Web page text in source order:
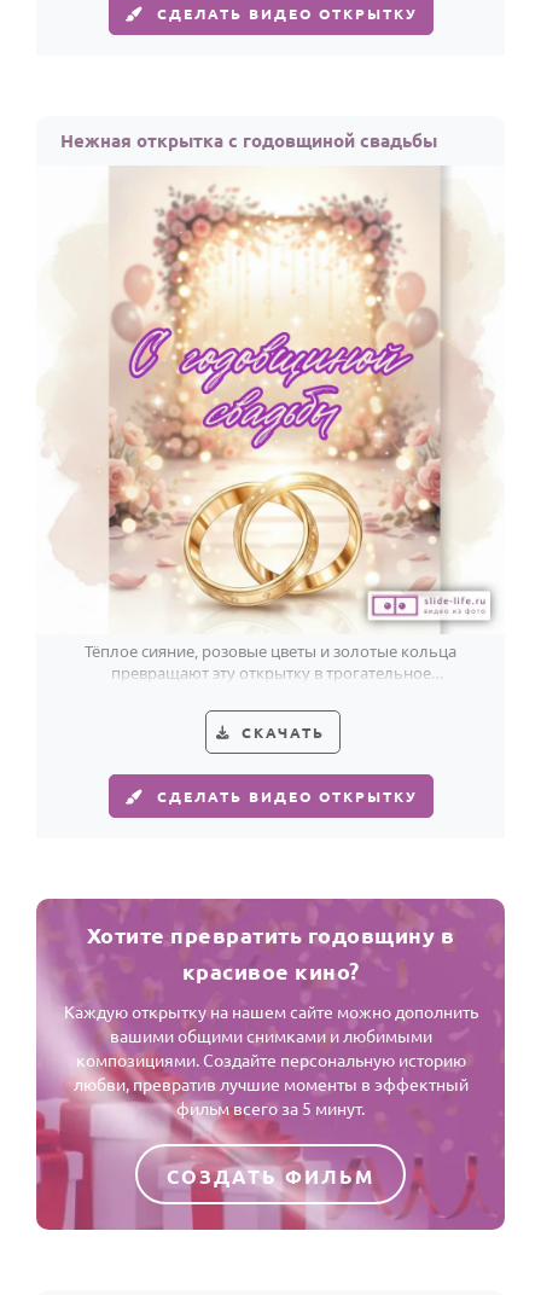
СДЕЛАТЬ ВИДЕО ОТКРЫТКУ
Нежная открытка с годовщиной свадьбы
Тёплое сияние, розовые цветы и золотые кольца
превращают эту открытку в трогательное
СКАЧАТЬ
СДЕЛАТЬ ВИДЕО ОТКРЫТКУ
Хотите превратить годовщину в
красивое кино?
Каждую открытку на нашем сайте можно дополнить
вашими общими снимками и любимыми
композициями. Создайте персональную историю
любви, превратив лучшие моменты в эффектный
фильм всего за 5 минут.
СОЗДАТЬ ФИЛЬМ